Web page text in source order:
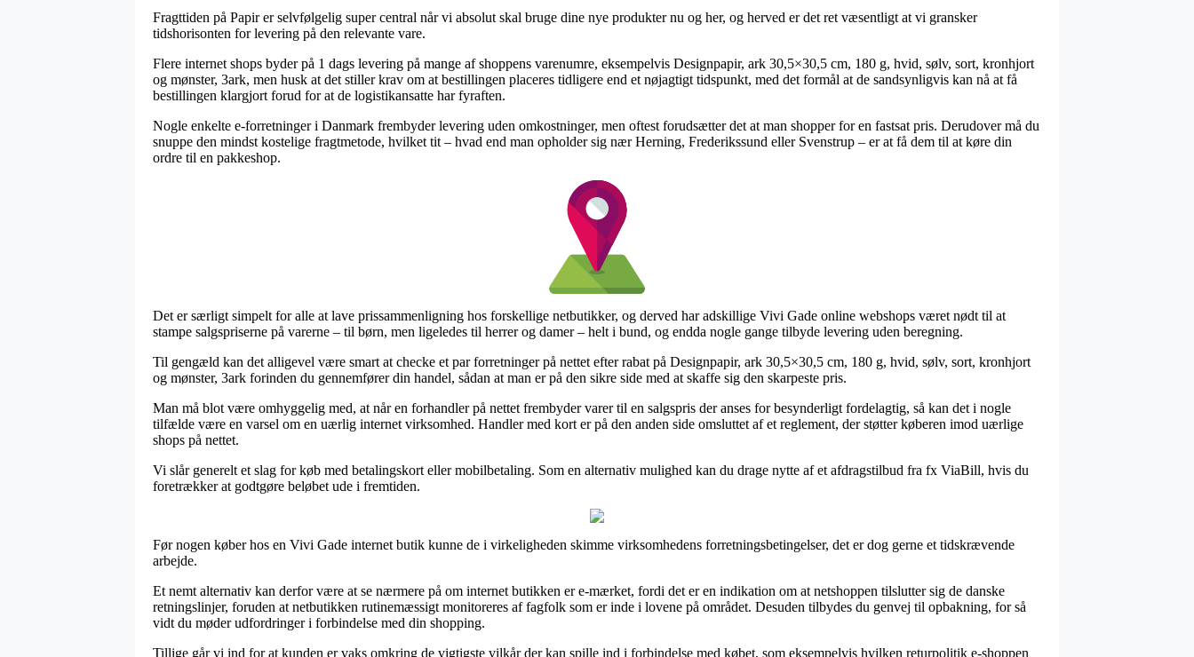
Fragttiden på Papir er selvfølgelig super central når vi absolut skal bruge dine nye produkter nu og her, og herved er det ret væsentligt at vi gransker
tidshorisonten for levering på den relevante vare.
Flere internet shops byder på 1 dags levering på mange af shoppens varenumre, eksempelvis Designpapir, ark 30,5×30,5 cm, 180 g, hvid, sølv, sort, kronhjort
og mønster, 3ark, men husk at det stiller krav om at bestillingen placeres tidligere end et nøjagtigt tidspunkt, med det formål at de sandsynligvis kan nå at få
bestillingen klargjort forud for at de logistikansatte har fyraften.
Nogle enkelte e-forretninger i Danmark frembyder levering uden omkostninger, men oftest forudsætter det at man shopper for en fastsat pris. Derudover må du
snuppe den mindst kostelige fragtmetode, hvilket tit – hvad end man opholder sig nær Herning, Frederikssund eller Svenstrup – er at få dem til at køre din
ordre til en pakkeshop.
Det er særligt simpelt for alle at lave prissammenligning hos forskellige netbutikker, og derved har adskillige Vivi Gade online webshops været nødt til at
stampe salgspriserne på varerne – til børn, men ligeledes til herrer og damer – helt i bund, og endda nogle gange tilbyde levering uden beregning.
Til gengæld kan det alligevel være smart at checke et par forretninger på nettet efter rabat på Designpapir, ark 30,5×30,5 cm, 180 g, hvid, sølv, sort, kronhjort
og mønster, 3ark forinden du gennemfører din handel, sådan at man er på den sikre side med at skaffe sig den skarpeste pris.
Man må blot være omhyggelig med, at når en forhandler på nettet frembyder varer til en salgspris der anses for besynderligt fordelagtig, så kan det i nogle
tilfælde være en varsel om en uærlig internet virksomhed. Handler med kort er på den anden side omsluttet af et reglement, der støtter køberen imod uærlige
shops på nettet.
Vi slår generelt et slag for køb med betalingskort eller mobilbetaling. Som en alternativ mulighed kan du drage nytte af et afdragstilbud fra fx ViaBill, hvis du
foretrækker at godtgøre beløbet ude i fremtiden.
Før nogen køber hos en Vivi Gade internet butik kunne de i virkeligheden skimme virksomhedens forretningsbetingelser, det er dog gerne et tidskrævende
arbejde.
Et nemt alternativ kan derfor være at se nærmere på om internet butikken er e-mærket, fordi det er en indikation om at netshoppen tilslutter sig de danske
retningslinjer, foruden at netbutikken rutinemæssigt monitoreres af fagfolk som er inde i lovene på området. Desuden tilbydes du genvej til opbakning, for så
vidt du møder udfordringer i forbindelse med din shopping.
Tillige går vi ind for at kunden er vaks omkring de vigtigste vilkår der kan spille ind i forbindelse med købet, som eksempelvis hvilken returpolitik e-shoppen